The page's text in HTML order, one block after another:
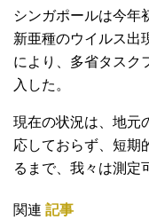
シンガポールは今年
新亜種のウイルス出
により、多省タスク
入した。
現在の状況は、地元
応しておらず、短期
るまで、我々は測定
関連 記事